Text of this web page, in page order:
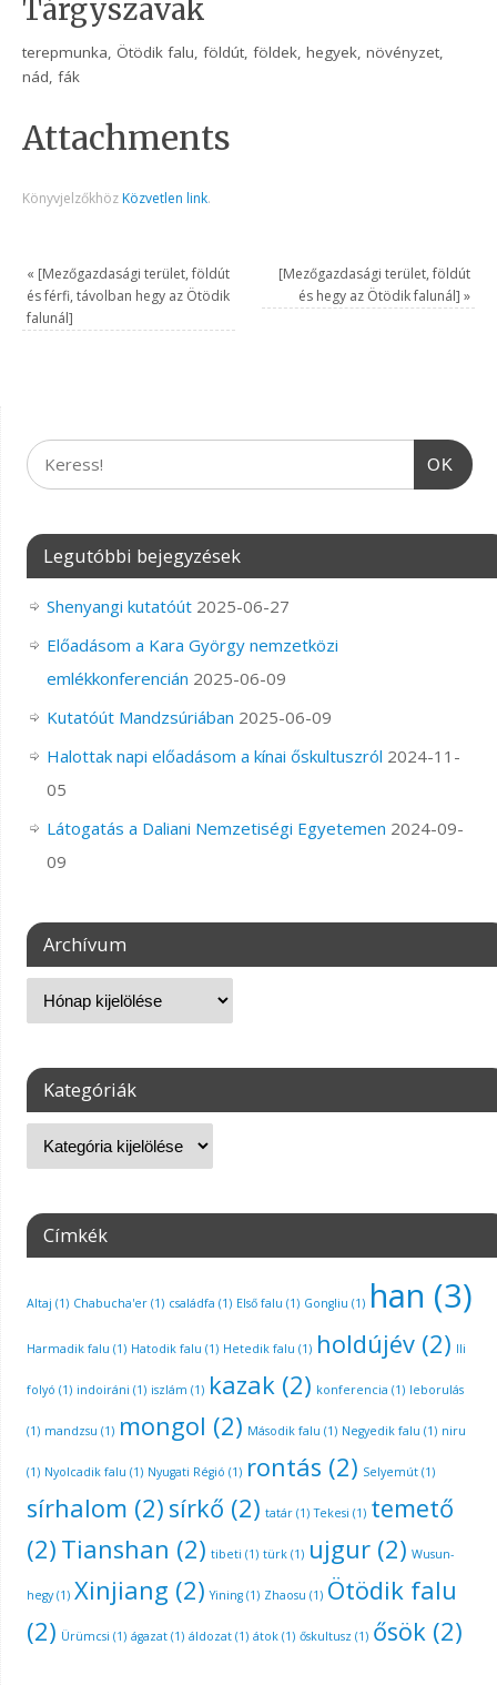
Tárgyszavak
terepmunka, Ötödik falu, földút, földek, hegyek, növényzet,
nád, fák
Attachments
Könyvjelzőkhöz Közvetlen link.
« [Mezőgazdasági terület, földút
és férfi, távolban hegy az Ötödik
falunál]
[Mezőgazdasági terület, földút
és hegy az Ötödik falunál] »
OK
Legutóbbi bejegyzések
Shenyangi kutatóút 2025-06-27
Előadásom a Kara György nemzetközi
emlékkonferencián 2025-06-09
Kutatóút Mandzsúriában 2025-06-09
Halottak napi előadásom a kínai őskultuszról 2024-11-
05
Látogatás a Daliani Nemzetiségi Egyetemen 2024-09-
09
Archívum
Kategóriák
Címkék
Altaj (1) Chabucha'er(1) családfa (1) Első falu (1) Gongliu (1) han (3)
Harmadik falu (1) Hatodik falu (1) Hetedik falu (1) holdújév(2) Ili
folyó (1) indoiráni (1) iszlám (1) kazak(2) konferencia (1) leborulás
(1) mandzsu (1) mongol (2) Második falu (1) Negyedik falu (1) niru
(1) Nyolcadik falu (1) Nyugati Régió (1) rontás (2) Selyemút(1)
sírhalom (2) sírkő (2) tatár(1) Tekesi (1) temető
(2) Tianshan (2) tibeti (1) türk(1) ujgur(2) Wusun-
hegy(1) Xinjiang (2) Yining(1) Zhaosu (1) Ötödik falu
(2) Ürümcsi (1) ágazat(1) áldozat(1) átok(1) őskultusz (1) ősök(2)